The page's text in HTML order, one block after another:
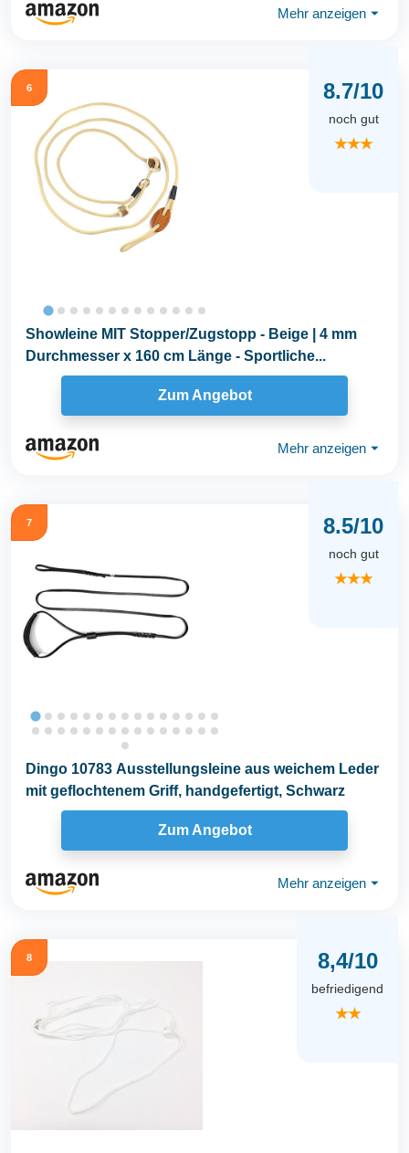
Mehr anzeigen ⏷
6 8.7/10
noch gut
★★★
Showleine MIT Stopper/Zugstopp - Beige | 4 mm
Durchmesser x 160 cm Länge - Sportliche...
Zum Angebot
Mehr anzeigen ⏷
7 8.5/10
noch gut
★★★
Dingo 10783 Ausstellungsleine aus weichem Leder
mit geflochtenem Griff, handgefertigt, Schwarz
Zum Angebot
Mehr anzeigen ⏷
8 8,4/10
befriedigend
★★